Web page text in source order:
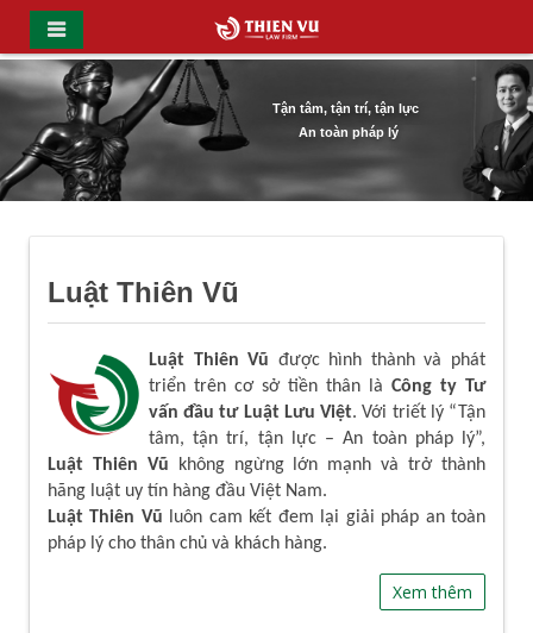
Tận tâm, tận trí, tận lực
An toàn pháp lý
Luật Thiên Vũ
Luật Thiên Vũ được hình thành và phát
triển trên cơ sở tiền thân là Công ty Tư
vấn đầu tư Luật Lưu Việt. Với triết lý “Tận
tâm, tận trí, tận lực – An toàn pháp lý”,
Luật Thiên Vũ không ngừng lớn mạnh và trở thành
hãng luật uy tín hàng đầu Việt Nam.
Luật Thiên Vũ luôn cam kết đem lại giải pháp an toàn
pháp lý cho thân chủ và khách hàng.
Xem thêm